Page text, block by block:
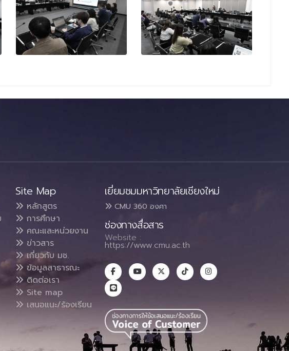
Site Map
หลักสูตร
การศึกษา
คณะและหน่วยงาน
ข่าวสาร
เกี่ยวกับ มช.
ข้อมูลสาธารณะ
ติดต่อเรา
Site map
เสนอแนะ/ร้องเรียน
เยี่ยมชมมหาวิทยาลัยเชียงใหม่
CMU 360 องศา
ช่องทางสื่อสาร
Website :
https://www.cmu.ac.th